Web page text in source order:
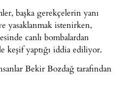
başka gerekçelerin yanı
yasaklanmak istenirken,
canlı bombalardan
keşif yaptığı iddia ediliyor.
Bekir Bozdağ tarafından